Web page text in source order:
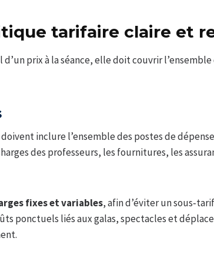
tarifaire claire et
prix à la séance, elle doit couvrir
inclure l’ensemble des postes de
des professeurs, les fournitures, les
fixes et variables, afin d’éviter un
ponctuels liés aux galas, spectacles et